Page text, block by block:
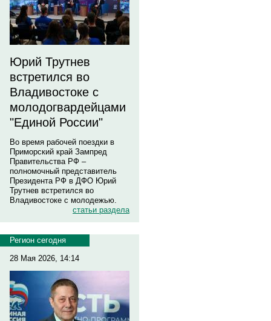
Юрий Трутнев
встретился во
Владивостоке с
молодогвардейцами
"Единой России"
Во время рабочей поездки в
Приморский край Зампред
Правительства РФ –
полномочный представитель
Президента РФ в ДФО Юрий
Трутнев встретился во
Владивостоке с молодежью.
статьи раздела
Регион сегодня
28 Мая 2026, 14:14